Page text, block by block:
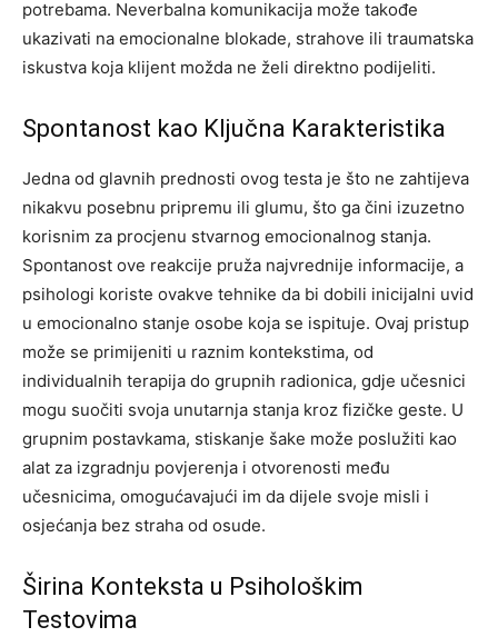
potrebama. Neverbalna komunikacija može takođe
ukazivati na emocionalne blokade, strahove ili traumatska
iskustva koja klijent možda ne želi direktno podijeliti.
Spontanost kao Ključna Karakteristika
Jedna od glavnih prednosti ovog testa je što ne zahtijeva
nikakvu posebnu pripremu ili glumu, što ga čini izuzetno
korisnim za procjenu stvarnog emocionalnog stanja.
Spontanost ove reakcije pruža najvrednije informacije, a
psihologi koriste ovakve tehnike da bi dobili inicijalni uvid
u emocionalno stanje osobe koja se ispituje. Ovaj pristup
može se primijeniti u raznim kontekstima, od
individualnih terapija do grupnih radionica, gdje učesnici
mogu suočiti svoja unutarnja stanja kroz fizičke geste. U
grupnim postavkama, stiskanje šake može poslužiti kao
alat za izgradnju povjerenja i otvorenosti među
učesnicima, omogućavajući im da dijele svoje misli i
osjećanja bez straha od osude.
Širina Konteksta u Psihološkim
Testovima